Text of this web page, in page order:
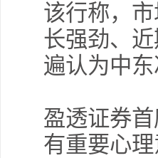
该行称，
长强劲、
遍认为中
盈透证券
有重要心